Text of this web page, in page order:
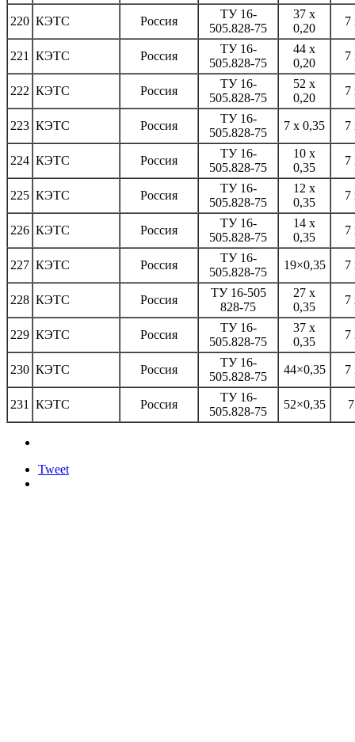
220 КЭТС Россия
ТУ 16-
505.828-75
37 х
0,20
7
221 КЭТС Россия
ТУ 16-
505.828-75
44 х
0,20
7
222 КЭТС Россия
ТУ 16-
505.828-75
52 х
0,20
7
223 КЭТС Россия
ТУ 16-
505.828-75
7 х 0,35 7
224 КЭТС Россия
ТУ 16-
505.828-75
10 x
0,35
7
225 КЭТС Россия
ТУ 16-
505.828-75
12 x
0,35
7
226 КЭТС Россия
ТУ 16-
505.828-75
14 x
0,35
7
227 КЭТС Россия
ТУ 16-
505.828-75
19×0,35 7
228 КЭТС Россия
ТУ 16-505
828-75
27 х
0,35
7
229 КЭТС Россия
ТУ 16-
505.828-75
37 х
0,35
7
230 КЭТС Россия
ТУ 16-
505.828-75
44×0,35 7
231 КЭТС Россия
ТУ 16-
505.828-75
52×0,35
Tweet